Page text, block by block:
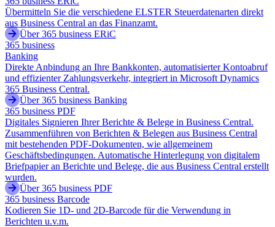
Übermitteln Sie die verschiedene ELSTER Steuerdatenarten direkt
aus Business Central an das Finanzamt.
Über 365 business ERiC
365 business
Banking
Direkte Anbindung an Ihre Bankkonten, automatisierter Kontoabruf
und effizienter Zahlungsverkehr, integriert in Microsoft Dynamics
365 Business Central.
Über 365 business Banking
365 business PDF
Digitales Signieren Ihrer Berichte & Belege in Business Central.
Zusammenführen von Berichten & Belegen aus Business Central
mit bestehenden PDF-Dokumenten, wie allgemeinem
Geschäftsbedingungen. Automatische Hinterlegung von digitalem
Briefpapier an Berichte und Belege, die aus Business Central erstellt
wurden.
Über 365 business PDF
365 business Barcode
Kodieren Sie 1D- und 2D-Barcode für die Verwendung in
Berichten u.v.m.